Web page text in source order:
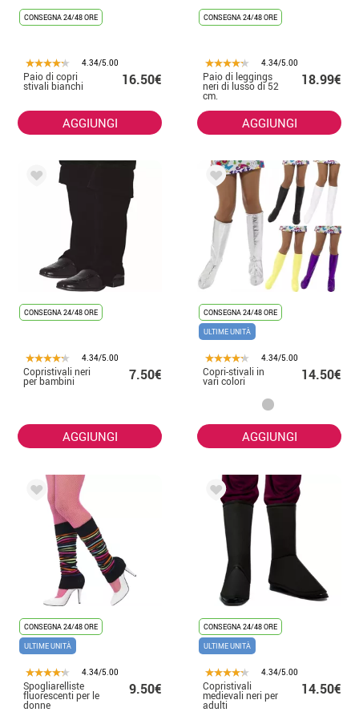
CONSEGNA 24/48 ORE
4.34/5.00
Paio di copri
stivali bianchi 16.50€
AGGIUNGI
CONSEGNA 24/48 ORE
4.34/5.00
Paio di leggings
neri di lusso di 52
cm.
18.99€
AGGIUNGI
CONSEGNA 24/48 ORE
4.34/5.00
Copristivali neri
per bambini 7.50€
AGGIUNGI
CONSEGNA 24/48 ORE
ULTIME UNITÀ
4.34/5.00
Copri-stivali in
vari colori 14.50€
AGGIUNGI
CONSEGNA 24/48 ORE
ULTIME UNITÀ
4.34/5.00
Spogliarelliste
fluorescenti per le
donne
9.50€
CONSEGNA 24/48 ORE
ULTIME UNITÀ
4.34/5.00
Copristivali
medievali neri per
adulti
14.50€